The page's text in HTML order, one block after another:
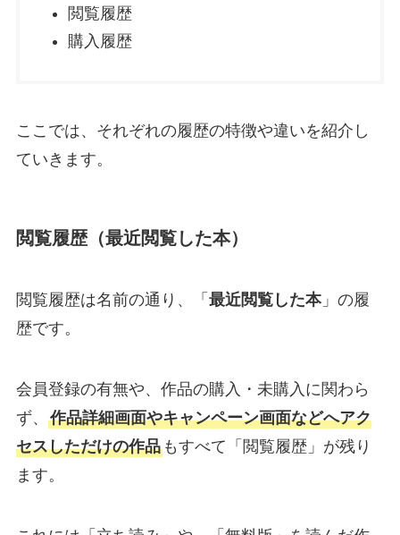
閲覧履歴
購入履歴
ここでは、それぞれの履歴の特徴や違いを紹介し
ていきます。
閲覧履歴（最近閲覧した本）
閲覧履歴は名前の通り、「 最近閲覧した本」の履
歴です。
会員登録の有無や、作品の購入・未購入に関わら
ず、 作品詳細画面やキャンペーン画面などへアク
セスしただけの作品もすべて「閲覧履歴」が残り
ます。